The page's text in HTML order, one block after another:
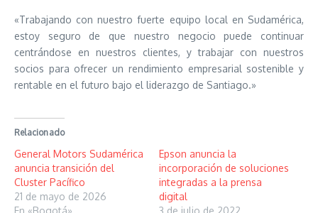
«Trabajando con nuestro fuerte equipo local en Sudamérica,
estoy seguro de que nuestro negocio puede continuar
centrándose en nuestros clientes, y trabajar con nuestros
socios para ofrecer un rendimiento empresarial sostenible y
rentable en el futuro bajo el liderazgo de Santiago.»
Relacionado
General Motors Sudamérica
anuncia transición del
Cluster Pacífico
21 de mayo de 2026
En «Bogotá»
Epson anuncia la
incorporación de soluciones
integradas a la prensa
digital
3 de julio de 2022